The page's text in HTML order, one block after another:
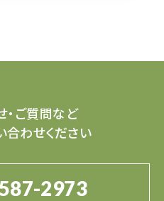
・ご質問など
合わせください
2973